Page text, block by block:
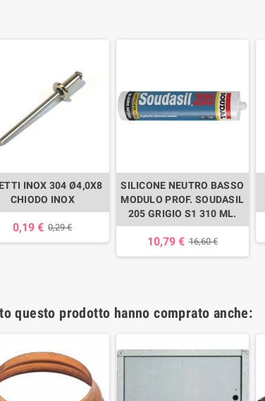
INOX 304 Ø4,0X8
CHIODO INOX
0,19 € 0,29 €
SILICONE NEUTRO BASSO
MODULO PROF. SOUDASIL
205 GRIGIO S1 310 ML.
10,79 € 16,60 €
questo prodotto hanno comprato anche: